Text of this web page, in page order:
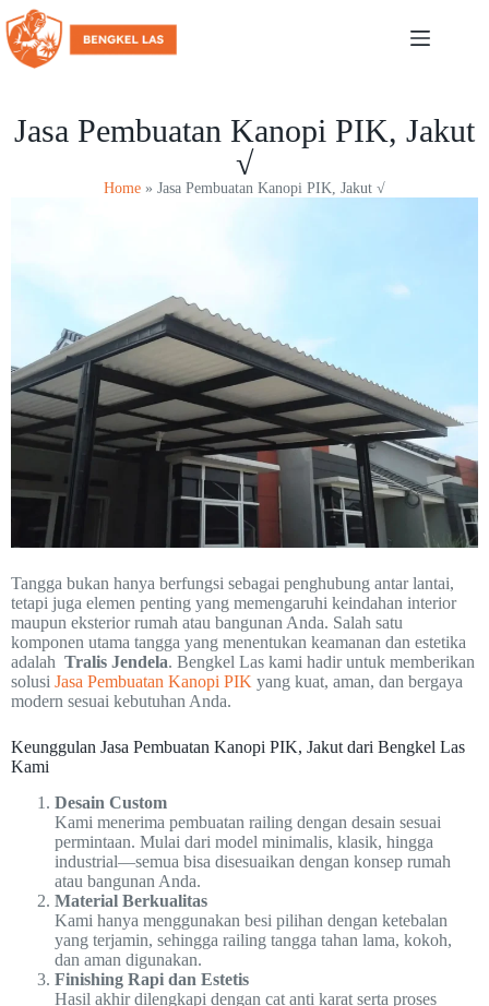
Jasa Pembuatan Kanopi PIK, Jakut
√
Home » Jasa Pembuatan Kanopi PIK, Jakut √
Tangga bukan hanya berfungsi sebagai penghubung antar lantai,
tetapi juga elemen penting yang memengaruhi keindahan interior
maupun eksterior rumah atau bangunan Anda. Salah satu
komponen utama tangga yang menentukan keamanan dan estetika
adalah Tralis Jendela. Bengkel Las kami hadir untuk memberikan
solusi Jasa Pembuatan Kanopi PIK yang kuat, aman, dan bergaya
modern sesuai kebutuhan Anda.
Keunggulan Jasa Pembuatan Kanopi PIK, Jakut dari Bengkel Las
Kami
Desain Custom
Kami menerima pembuatan railing dengan desain sesuai
permintaan. Mulai dari model minimalis, klasik, hingga
industrial—semua bisa disesuaikan dengan konsep rumah
atau bangunan Anda.
Material Berkualitas
Kami hanya menggunakan besi pilihan dengan ketebalan
yang terjamin, sehingga railing tangga tahan lama, kokoh,
dan aman digunakan.
Finishing Rapi dan Estetis
Hasil akhir dilengkapi dengan cat anti karat serta proses